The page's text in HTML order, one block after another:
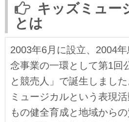
キッズミュー
とは
2003年6月に設立、2004
念事業の一環として第1回
と競売人」で誕生しました
ミュージカルという表現
もの健全育成と地域から